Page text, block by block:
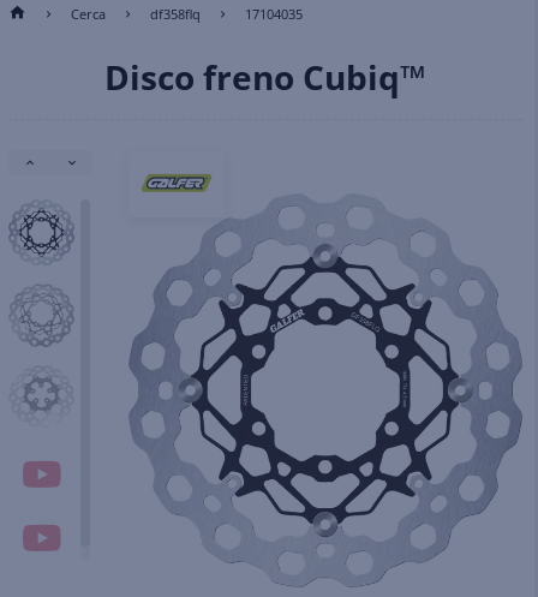
Cerca df358flq 17104035
Disco freno Cubiq™